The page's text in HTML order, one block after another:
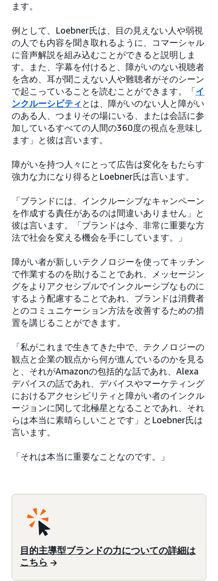
ます。
例として、Loebner氏は、目の見えない人や弱視
の人でも内容を聞き取れるように、コマーシャル
に音声解説を組み込むことができると説明しま
す。また、字幕を付けると、障がいのない視聴者
を含め、耳が聞こえない人や難聴者がそのシーン
で起こっていることを読むことができます。「イ
ンクルーシビティ とは、障がいのない人と障がい
のある人、つまりその場にいる、または会話に参
加しているすべての人間の360度の視点を意味し
ます」と彼は言います。
障がいを持つ人々にとって広告は変化をもたらす
強力な力になり得るとLoebner氏は言います。
「ブランドには、インクルーシブなキャンペーン
を作成する責任があるのは間違いありません」と
彼は言います。「ブランドは今、非常に重要な方
法で社会を変える機会を手にしています。」
障がい者が新しいテクノロジーを使ってキッチン
で作業するのを助けることであれ、メッセージン
グをよりアクセシブルでインクルーシブなものに
するよう配慮することであれ、ブランドは消費者
とのコミュニケーション方法を改善するための措
置を講じることができます。
「私がこれまで生きてきた中で、テクノロジーの
観点と企業の観点から何が進んでいるのかを見る
と、それがAmazonの包括的な話であれ、Alexa
デバイスの話であれ、デバイスやマーケティング
におけるアクセシビリティと障がい者のインクル
ージョンに関して北極星となることであれ、それ
らは本当に素晴らしいことです」とLoebner氏は
言います。
「それは本当に重要なことなのです。」
目的主導型ブランドの力についての詳細は
こちら